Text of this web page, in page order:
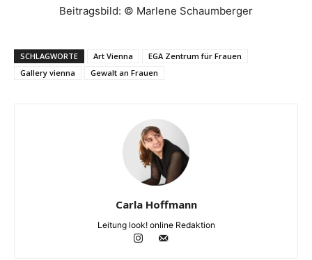
Beitragsbild: © Marlene Schaumberger
SCHLAGWORTE Art Vienna
EGA Zentrum für Frauen
Gallery vienna
Gewalt an Frauen
Carla Hoffmann
Leitung look! online Redaktion